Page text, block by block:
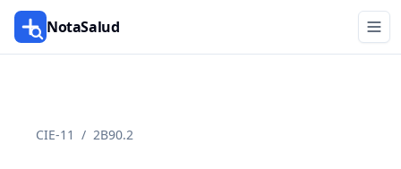
NotaSalud
CIE-11 / 2B90.2